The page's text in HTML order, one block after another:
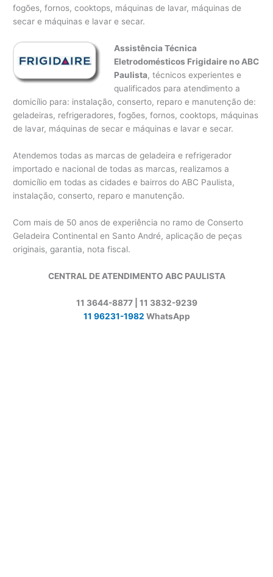
fogões, fornos, cooktops, máquinas de lavar, máquinas de
secar e máquinas e lavar e secar.
Assistência Técnica
Eletrodomésticos Frigidaire no ABC
Paulista, técnicos experientes e
qualificados para atendimento a
domicílio para: instalação, conserto, reparo e manutenção de:
geladeiras, refrigeradores, fogões, fornos, cooktops, máquinas
de lavar, máquinas de secar e máquinas e lavar e secar.
Atendemos todas as marcas de geladeira e refrigerador
importado e nacional de todas as marcas, realizamos a
domicílio em todas as cidades e bairros do ABC Paulista,
instalação, conserto, reparo e manutenção.
Com mais de 50 anos de experiência no ramo de Conserto
Geladeira Continental en Santo André, aplicação de peças
originais, garantia, nota fiscal.
CENTRAL DE ATENDIMENTO ABC PAULISTA
11 3644-8877 | 11 3832-9239
11 96231-1982 WhatsApp